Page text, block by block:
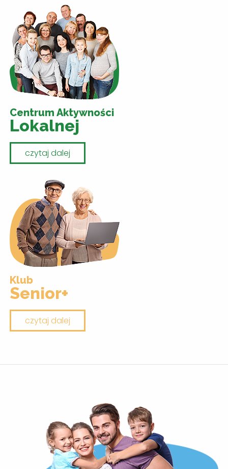
Centrum Aktywności
Lokalnej
czytaj dalej
Klub
Senior+
czytaj dalej